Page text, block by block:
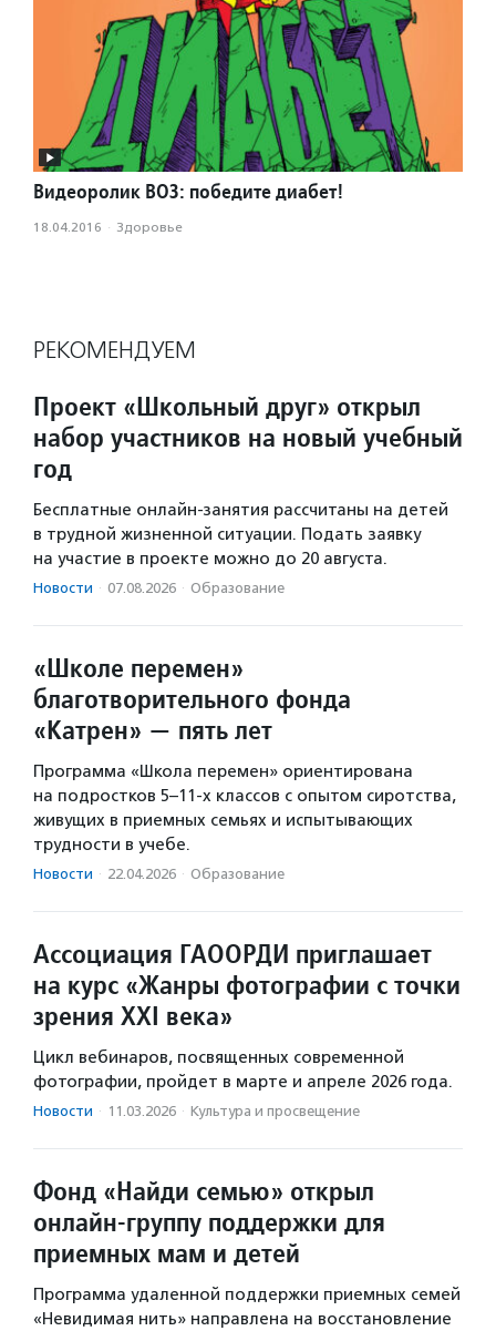
Видеоролик ВОЗ: победите диабет!
18.04.2016 · Здоровье
РЕКОМЕНДУЕМ
Проект «Школьный друг» открыл
набор участников на новый учебный
год
Бесплатные онлайн-занятия рассчитаны на детей
в трудной жизненной ситуации. Подать заявку
на участие в проекте можно до 20 августа.
Новости · 07.08.2026 · Образование
«Школе перемен»
благотворительного фонда
«Катрен» — пять лет
Программа «Школа перемен» ориентирована
на подростков 5–11-х классов с опытом сиротства,
живущих в приемных семьях и испытывающих
трудности в учебе.
Новости · 22.04.2026 · Образование
Ассоциация ГАООРДИ приглашает
на курс «Жанры фотографии с точки
зрения XXI века»
Цикл вебинаров, посвященных современной
фотографии, пройдет в марте и апреле 2026 года.
Новости · 11.03.2026 · Культура и просвещение
Фонд «Найди семью» открыл
онлайн-группу поддержки для
приемных мам и детей
Программа удаленной поддержки приемных семей
«Невидимая нить» направлена на восстановление